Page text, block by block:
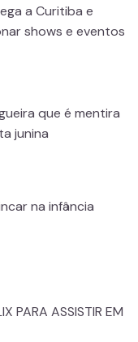
a Curitiba e
shows e eventos
que é mentira
junina
na infância
PARA ASSISTIR EM